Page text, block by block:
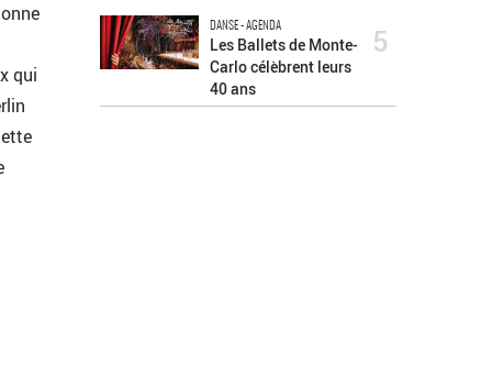
qui
DANSE - AGENDA
Les Ballets de Monte-
Carlo célèbrent leurs
40 ans
5